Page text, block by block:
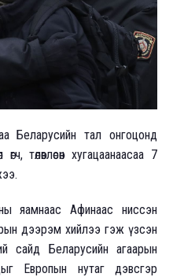
Беларусийн тал онгоцонд
төлөвлөсөн хугацаанаасаа 7
яамнаас Афинаас ниссэн
дээрэм хийлээ гэж үзсэн
сайд Беларусийн агаарын
Европын нутаг дэвсгэр